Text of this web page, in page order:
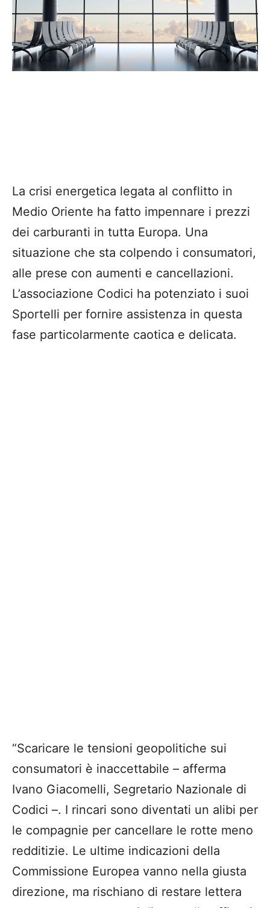
La crisi energetica legata al conflitto in
Medio Oriente ha fatto impennare i prezzi
dei carburanti in tutta Europa. Una
situazione che sta colpendo i consumatori,
alle prese con aumenti e cancellazioni.
L’associazione Codici ha potenziato i suoi
Sportelli per fornire assistenza in questa
fase particolarmente caotica e delicata.
“Scaricare le tensioni geopolitiche sui
consumatori è inaccettabile – afferma
Ivano Giacomelli, Segretario Nazionale di
Codici –. I rincari sono diventati un alibi per
le compagnie per cancellare le rotte meno
redditizie. Le ultime indicazioni della
Commissione Europea vanno nella giusta
direzione, ma rischiano di restare lettera